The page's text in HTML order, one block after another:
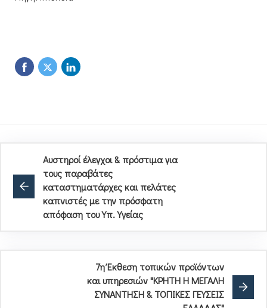
Αυστηροί έλεγχοι & πρόστιμα για
τους παραβάτες
καταστηματάρχες και πελάτες
καπνιστές με την πρόσφατη
απόφαση του Υπ. Υγείας
7η Έκθεση τοπικών προϊόντων
και υπηρεσιών "ΚΡΗΤΗ Η ΜΕΓΑΛΗ
ΣΥΝΑΝΤΗΣΗ & ΤΟΠΙΚΕΣ ΓΕΥΣΕΙΣ